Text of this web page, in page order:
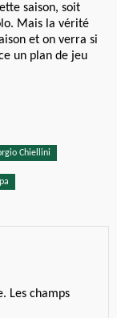
saison, soit
Mais la vérité
et on verra si
un plan de jeu
Chiellini
Les champs